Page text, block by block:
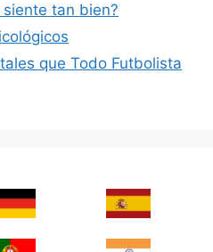
tan bien?
que Todo Futbolista